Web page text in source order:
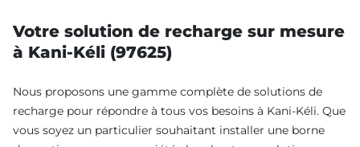
Votre solution de recharge sur mesure
à Kani-Kéli (97625)
Nous proposons une gamme complète de solutions de
recharge pour répondre à tous vos besoins à Kani-Kéli. Que
vous soyez un particulier souhaitant installer une borne